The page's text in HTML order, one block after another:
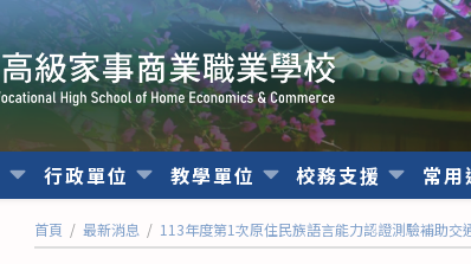
行政單位 教學單位 校務支援 常用
首頁 / 最新消息 / 113年度第1次原住民族語言能力認證測驗補助交